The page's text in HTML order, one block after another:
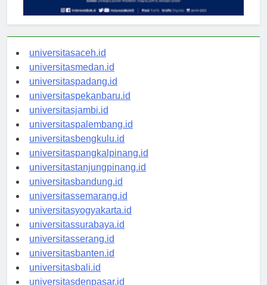
universitasaceh.id
universitasmedan.id
universitaspadang.id
universitaspekanbaru.id
universitasjambi.id
universitaspalembang.id
universitasbengkulu.id
universitaspangkalpinang.id
universitastanjungpinang.id
universitasbandung.id
universitassemarang.id
universitasyogyakarta.id
universitassurabaya.id
universitasserang.id
universitasbanten.id
universitasbali.id